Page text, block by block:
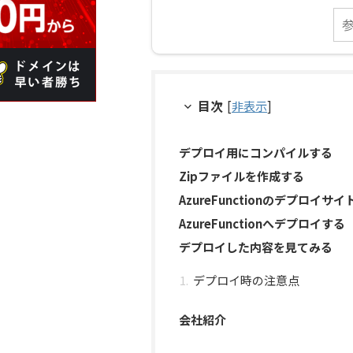
目次 [非表示]
デプロイ用にコンパイルする
Zipファイルを作成する
AzureFunctionのデプロイサイ
AzureFunctionへデプロイする
デプロイした内容を見てみる
デプロイ時の注意点
会社紹介